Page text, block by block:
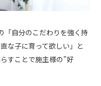
「自分のこだわりを強く持
な子に育って欲しい」と
すことで施主様の”好